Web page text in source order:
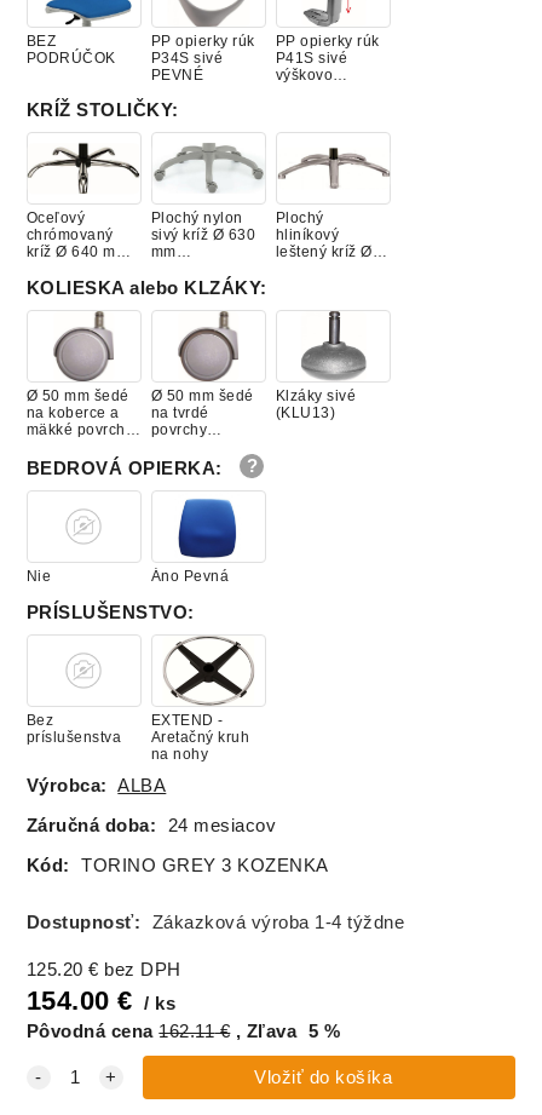
BEZ
PODRÚČOK
PP opierky rúk
P34S sivé
PEVNÉ
PP opierky rúk
P41S sivé
výškovo
KRÍŽ STOLIČKY:
Oceľový
chrómovaný
kríž Ø 640 mm
(1BAS09)
Plochý nylon
sivý kríž Ø 630
mm
Plochý
hliníkový
leštený kríž Ø
KOLIESKA alebo KLZÁKY:
Ø 50 mm šedé
na koberce a
mäkké povrchy
Ø 50 mm šedé
na tvrdé
povrchy
Klzáky sivé
(KLU13)
BEDROVÁ OPIERKA:
Nie Áno Pevná
PRÍSLUŠENSTVO:
Bez
príslušenstva
EXTEND -
Aretačný kruh
na nohy
Výrobca: ALBA
Záručná doba: 24 mesiacov
Kód: TORINO GREY 3 KOZENKA
Dostupnosť: Zákazková výroba 1-4 týždne
125.20 € bez DPH
154.00 €
ks
Pôvodná cena 162.11€ Zľava 5 %